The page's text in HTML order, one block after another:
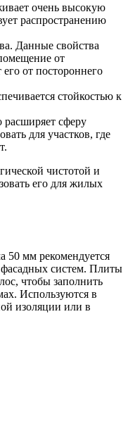
очень высокую
распространению
Данные свойства
от
от постороннего
стойкостью к
сферу
для участков, где
чистотой и
его для жилых
50 мм рекомендуется
фасадных систем. Плиты
чтобы заполнить
Используются в
изоляции или в